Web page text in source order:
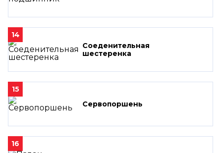
14
Соеденительная
шестеренка
15
Сервопоршень
16